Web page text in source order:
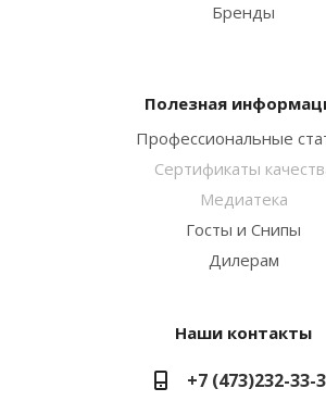
Бренды
Полезная
Профессиональные
Сертификаты
Медиатека
Госты и Снипы
Дилерам
Наши контакты
+7 (473)232-33-